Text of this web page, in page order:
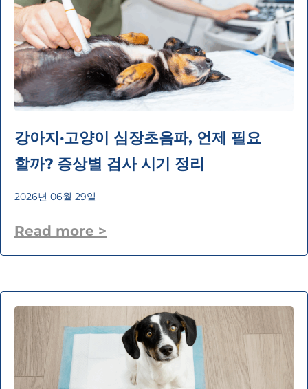
강아지·고양이 심장초음파, 언제 필요
할까? 증상별 검사 시기 정리
2026년 06월 29일
Read more >